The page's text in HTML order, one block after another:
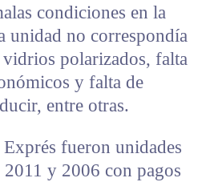
condiciones en la
unidad no correspondía
vidrios polarizados, falta
y falta de
entre otras.
fueron unidades
y 2006 con pagos